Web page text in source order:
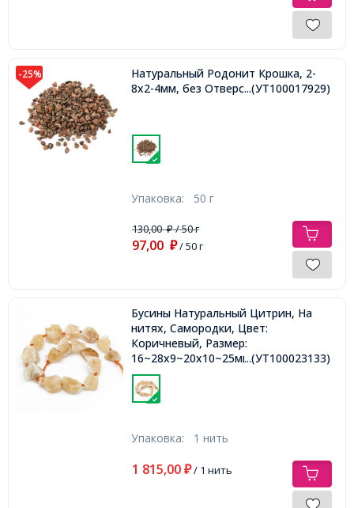
-25%
Натуральный Родонит Крошка, 2-
8x2-4мм, без Отверстия, 6-8 шт/50г
...(УТ100017929)
Упаковка: 50 г
130,00₽/ 50 г
97,00 ₽/ 50 г
Бусины Натуральный Цитрин, На
нитях, Самородки, Цвет:
Коричневый, Размер:
16~28x9~20x10~25мм, Отверстие
1мм, около 14шт/36см/нить,
...(УТ100023133)
Упаковка: 1 нить
1 815,00 ₽/ 1 нить